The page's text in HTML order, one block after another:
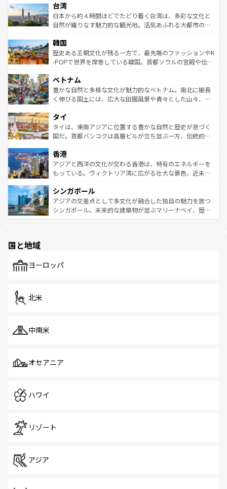
ならではの贅沢な旅のスタイルだ。 なお、新着のアメリカ
情報はコンテンツ一覧を参照してほしい。
れるおもてなしの心で訪れる人々を迎えてくれるハワイの
人々、おいしいローカルフードやハワイアンミュージッ
ク、伝統的なフラダンスなど、すべてがハワイの魅力を彩
ワイを、存分に味わってほしい。 なお、新着のハワイ情報
はコンテンツ一覧を参照してほしい。
リアリーフや大陸中央部にそびえるウルル（エアーズロッ
ク）、タスマニアの美しい原生林やケアンズの熱帯雨林な
ど、見どころがたくさん。また、カフェやワイン、オージ
いる。アクティビティも充実しており、サーフィンやダイ
ビング、ハイキングなど、アウトドア好きにはたまらな
い。オーストラリアの多彩な魅力を存分に味わいつくそ
参照してほしい。
台湾
日本から約４時間ほどでたどり着く台湾は、多彩な文化と
自然が織りなす魅力的な観光地。活気あふれる大都市の台
ン）、静ひつな山岳地帯である台湾東部など、都市の喧騒
と山間の静けさが共存しており、訪れる人に新しい発見と
驚きをもたらしてくれる。また、奥深い台湾の食文化も魅
容にもいいと評判のスイーツなど、バラエティ豊かな料理
が味わえる。 なお、新着の台湾情報は コンテンツ一覧を参
照してほしい。
韓国
歴史ある王朝文化が残る一方で、最先端のファッションやK
-POPで世界を席巻している韓国。首都ソウルの宮殿や伝統
き、地方に足を延ばせば四季折々の自然美を楽しむことが
できる。そして、キムチや焼肉、絶品のストリートフード
まで、さまざまな韓国料理が待っている。夜には、韓国な
リティに包まれながら、韓国の多彩な魅力を心ゆくまで味
わってみてほしい。 なお、新着の韓国情報はコンテンツ一
覧を参照してほしい。
ベトナム
豊かな自然と多様な文化が魅力的なベトナム。南北に細長
く伸びる国土には、広大な田園風景や青々とした山々、世
急速な発展と共に伝統が息づく。ハノイの古い町並みやホ
ーチミン市のフランス統治時代の建物も、独特の雰囲気を
醸し出している。また、バラエティの豊かさとおいしさで
とつ。フォーやバインミー、ベトナムコーヒーなどは、ぜ
ひ現地で味わいたい。どの地域を訪れてもあたたかい人々
が旅行者を迎えてくれるので、きっと忘れられない旅にな
参照してほしい。
タイ
タイは、東南アジアに位置する豊かな自然と歴史が息づく
国だ。首都バンコクは高層ビルが立ち並ぶ一方、伝統的な
の活気が交差している。北部ではチェンマイなどの山岳地
帯で自然と触れ合い、南部ではプーケットやクラビの美し
いビーチでリゾート気分を楽しむことができる。タイ料理
激する。気候は一年中温暖で、どの季節にも異なる楽しみ
が待っている。親しみやすいタイの人々、仏教を中心とし
た文化、そして多様な観光資源が、訪れる旅人を魅了し続
香港
アジアと西洋の文化が交わる香港は、特有のエネルギーを
もっている。ヴィクトリア湾に広がる壮大な景色、近未来
み、どこを訪れても感動するはず。観光スポットが密集し
ており、効率よく見どころを回れるのも魅力。息をのむよ
うな絶景から文化的な体験まで、香港を存分に楽しみ尽く
シンガポール
アジアの交差点として多文化が融合した独自の魅力を放つ
シンガポール。未来的な建築物が並ぶマリーナベイ、歴史
で、ホーカーズは地元の風情を楽しめる外せないスポット
国と地域
ヨーロッパ
北米
中南米
オセアニア
ハワイ
リゾート
アジア